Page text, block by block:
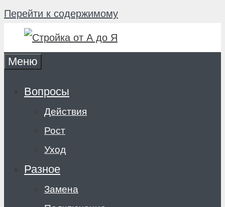
Перейти к содержимому
Меню
Вопросы
Действия
Рост
Уход
Разное
Замена